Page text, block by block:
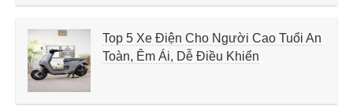
Top 5 Xe Điện Cho Người Cao Tuổi An
Toàn, Êm Ái, Dễ Điều Khiển